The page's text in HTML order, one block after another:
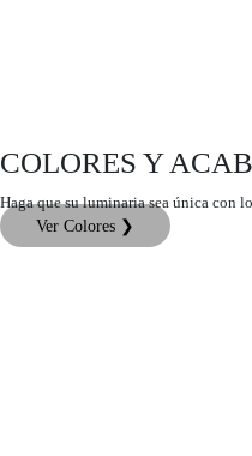
COLORES Y
Haga que su luminaria sea única con
Ver Colores ❯